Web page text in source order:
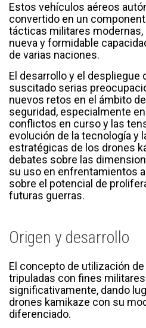
Estos vehículos aéreos
convertido en un
tácticas militares modernas,
nueva y formidable
de varias naciones.
El desarrollo y el despliegue
suscitado serias
nuevos retos en el ámbito
seguridad, especialmente
conflictos en curso y las
evolución de la tecnología y
estratégicas de los drones
debates sobre las
su uso en enfrentamientos
sobre el potencial de
futuras guerras.
Origen y desarrollo
El concepto de utilización
tripuladas con fines
significativamente, dando
drones kamikaze con su
diferenciado.